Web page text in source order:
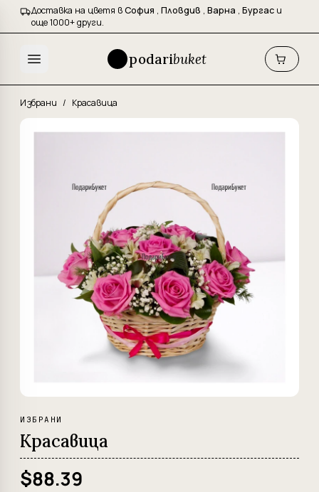
Доставка на цветя вСофия , Пловдив , Варна , Бургас и
още 1000+ други.
podaribuket
Избрани / Красавица
ИЗБРАНИ
Красавица
$88.39